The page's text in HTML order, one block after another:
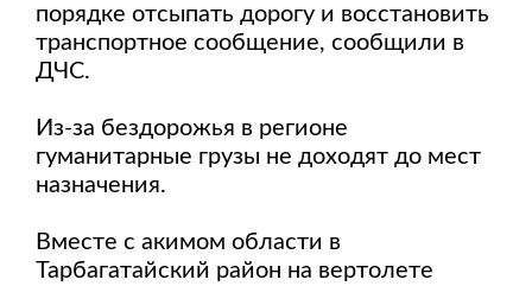
порядке отсыпать дорогу и восстановить
транспортное сообщение, сообщили в
ДЧС.
Из-за бездорожья в регионе
гуманитарные грузы не доходят до мест
назначения.
Вместе с акимом области в
Тарбагатайский район на вертолете